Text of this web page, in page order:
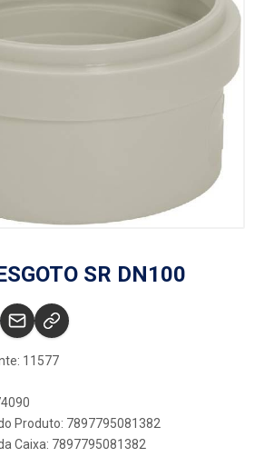
SR DN100
11577
Produto: 7897795081382
Caixa: 7897795081382